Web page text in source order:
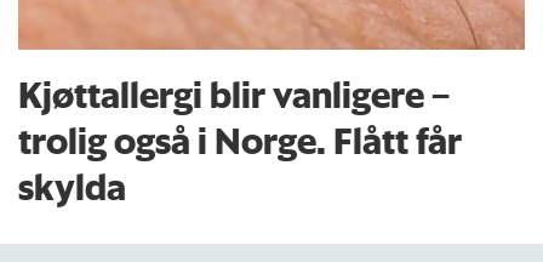
Kjøttallergi blir vanligere –
trolig også i Norge. Flått får
skylda